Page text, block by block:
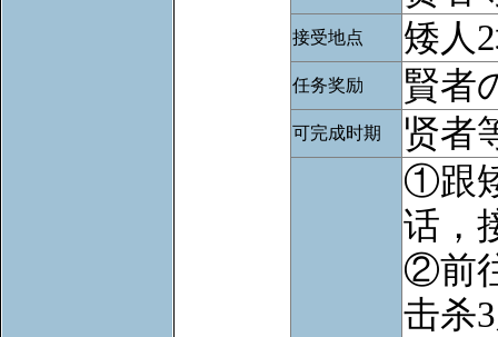
接受地点 矮人
任务奖励 賢者
可完成时期 贤者
①跟
话，
②前
击杀